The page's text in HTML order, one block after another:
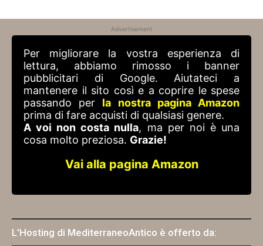
Advertisement
Per migliorare la vostra esperienza di
lettura, abbiamo rimosso i banner
pubblicitari di Google. Aiutateci a
mantenere il sito così e a coprire le spese
passando per la nostra pagina Amazon
prima di fare acquisti di qualsiasi genere.
A voi non costa nulla, ma per noi è una
cosa molto preziosa. Grazie!
Vai alla pagina Amazon
L'Hosting di MediterraneoAntico è offerto da: